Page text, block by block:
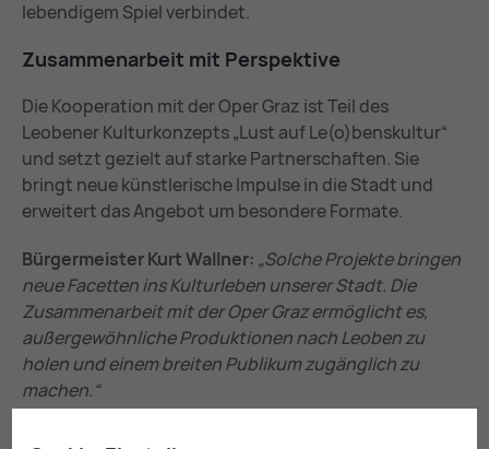
lebendigem Spiel verbindet.
Zu­sam­men­ar­beit mit Per­spek­ti­ve
Die Kooperation mit der Oper Graz ist Teil des
Leobener Kulturkonzepts „Lust auf Le(o)benskultur“
und setzt gezielt auf starke Partnerschaften. Sie
bringt neue künstlerische Impulse in die Stadt und
erweitert das Angebot um besondere Formate.
Bürgermeister Kurt Wallner: „Solche Projekte bringen
neue Facetten ins Kulturleben unserer Stadt. Die
Zusammenarbeit mit der Oper Graz ermöglicht es,
außergewöhnliche Produktionen nach Leoben zu
holen und einem breiten Publikum zugänglich zu
machen.“